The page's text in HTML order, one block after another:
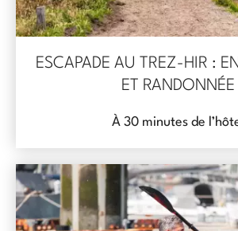
ESCAPADE AU TREZ-HIR :
ET RANDONNÉE
À 30 minutes de